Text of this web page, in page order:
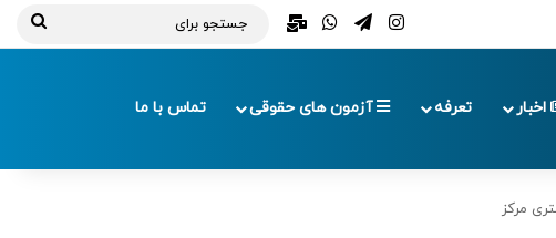
اینستاگرام
تلگرامواتس آپ
ایمیل
اخبار تعرفه آزمون های حقوقی تماس با ما
مرکز